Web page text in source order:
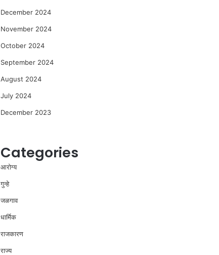
December 2024
November 2024
October 2024
September 2024
August 2024
July 2024
December 2023
Categories
आरोग्य
गुन्हे
जळगाव
धार्मिक
राजकारण
राज्य